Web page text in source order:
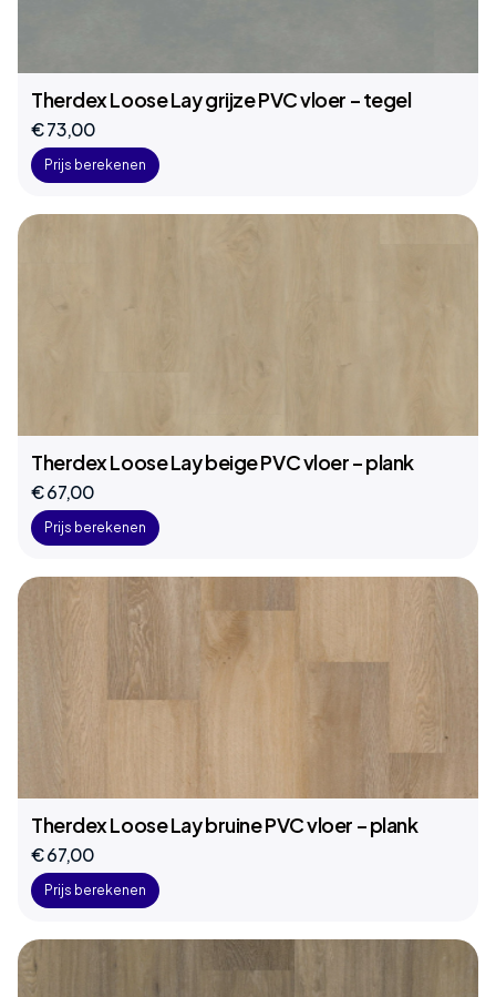
Therdex Loose Lay grijze PVC vloer – tegel
€ 73,00
Prijs berekenen
Therdex Loose Lay beige PVC vloer – plank
€ 67,00
Prijs berekenen
Therdex Loose Lay bruine PVC vloer – plank
€ 67,00
Prijs berekenen